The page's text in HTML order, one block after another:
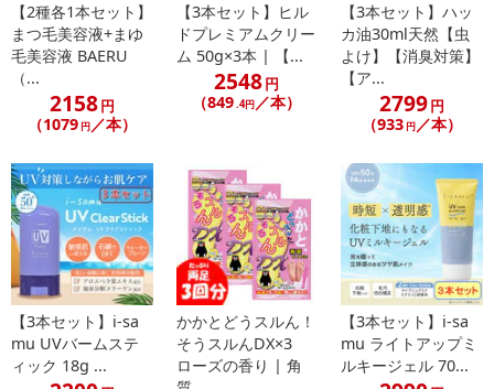
【2種各1本セット】
まつ毛美容液+まゆ
毛美容液 BAERU
（...
2158円
（1079 円／本）
【3本セット】ヒル
ドプレミアムクリー
ム 50g×3本 | 【...
2548円
（849.4円／本）
【3本セット】ハッ
カ油30ml天然【虫
よけ】【消臭対策】
【ア...
2799円
（933 円／本）
【3本セット】i-sa
mu UVバームステ
ィック 18g ...
かかとどうスルん！
そうスルんDX×3
ローズの香り | 角
【3本セット】i-sa
mu ライトアップミ
ルキージェル 70...